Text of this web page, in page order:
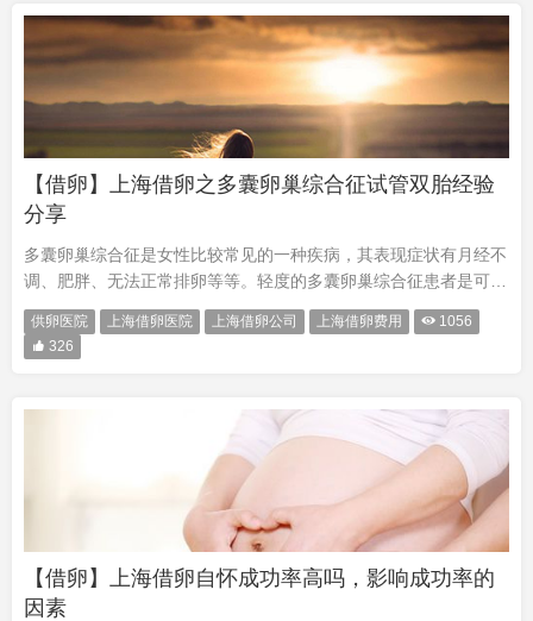
【借卵】上海借卵之多囊卵巢综合征试管双胎经验
分享
多囊卵巢综合征是女性比较常见的一种疾病，其表现症状有月经不
调、肥胖、无法正常排卵等等。轻度的多囊卵巢综合征患者是可以
通过治疗痊愈的，但是重度的多囊卵巢综合征患者在治疗后仍无法
进行正常排卵，这时候就需要借助试管婴儿来完成助孕，尤其是对
于 高龄的···
供卵医院 上海借卵医院 上海借卵公司 上海借卵费用  1056
 326
【借卵】上海借卵自怀成功率高吗，影响成功率的
因素